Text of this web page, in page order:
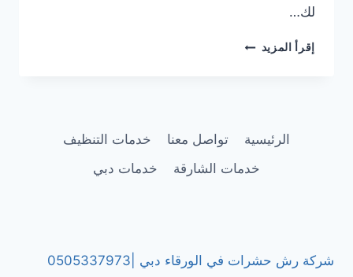
لك…
إقرأ المزيد شركة
الرئيسية تواصل معنا
خدمات التنظيف
خدمات الشارقة
خدمات دبي
شركة رش حشرات في الورقاء دبي |0505337973